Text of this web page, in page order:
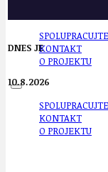
KONTAKT
O PROJEKTU
KONTAKT
O PROJEKTU
DNES JE
10.8.2026